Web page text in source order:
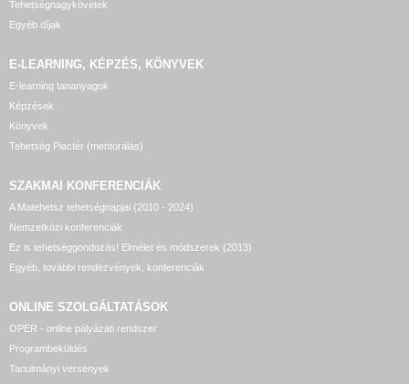
Tehetségnagykövetek
Egyéb díjak
E-LEARNING, KÉPZÉS, KÖNYVEK
E-learning tananyagok
Képzések
Könyvek
Tehetség Piactér (mentorálás)
SZAKMAI KONFERENCIÁK
A Matehetsz tehetségnapjai (2010 - 2024)
Nemzetközi konferenciák
Ez is tehetséggondozás! Elmélet és módszerek (2013)
Egyéb, további rendezvények, konferenciák
ONLINE SZOLGÁLTATÁSOK
OPER - online pályázati rendszer
Programbeküldés
Tanulmányi versenyek